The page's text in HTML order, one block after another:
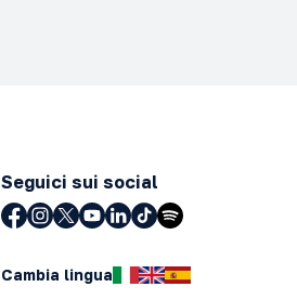
Seguici sui social
Cambia lingua